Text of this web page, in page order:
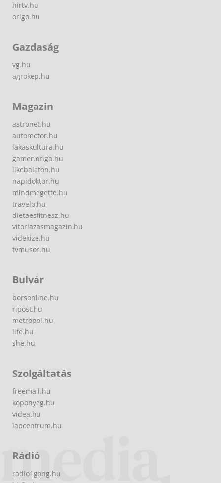
hirtv.hu
origo.hu
Gazdaság
vg.hu
agrokep.hu
Magazin
astronet.hu
automotor.hu
lakaskultura.hu
gamer.origo.hu
likebalaton.hu
napidoktor.hu
mindmegette.hu
travelo.hu
dietaesfitnesz.hu
vitorlazasmagazin.hu
videkize.hu
tvmusor.hu
Bulvár
borsonline.hu
ripost.hu
metropol.hu
life.hu
she.hu
Szolgáltatás
freemail.hu
koponyeg.hu
videa.hu
lapcentrum.hu
Rádió
radio1gong.hu